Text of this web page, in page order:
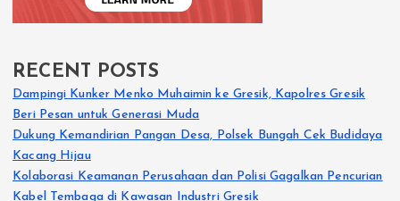
RECENT POSTS
Dampingi Kunker Menko Muhaimin ke Gresik, Kapolres Gresik
Beri Pesan untuk Generasi Muda
Dukung Kemandirian Pangan Desa, Polsek Bungah Cek Budidaya
Kacang Hijau
Kolaborasi Keamanan Perusahaan dan Polisi Gagalkan Pencurian
Kabel Tembaga di Kawasan Industri Gresik